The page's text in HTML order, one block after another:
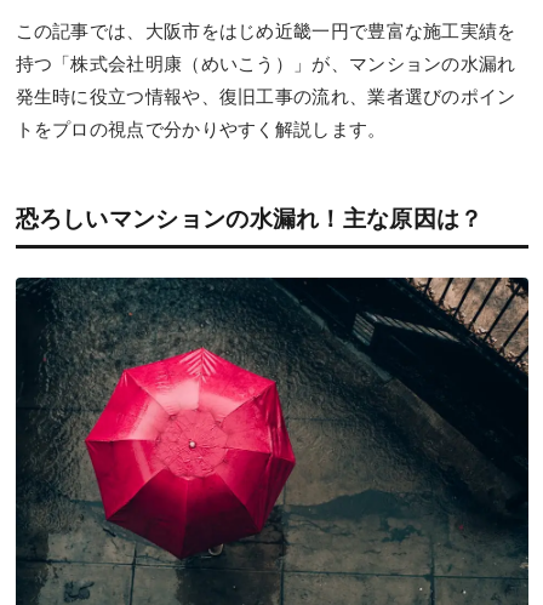
この記事では、大阪市をはじめ近畿一円で豊富な施工実績を
持つ「株式会社明康（めいこう）」が、マンションの水漏れ
発生時に役立つ情報や、復旧工事の流れ、業者選びのポイン
トをプロの視点で分かりやすく解説します。
恐ろしいマンションの水漏れ！主な原因は？